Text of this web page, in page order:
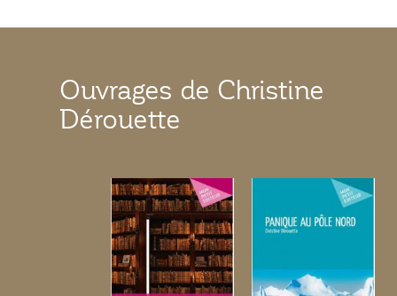
Ouvrages de Christine
Dérouette